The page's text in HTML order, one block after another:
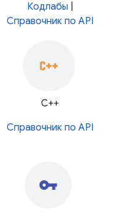
Кодлабы
Справочник по API
С++
Справочник по API